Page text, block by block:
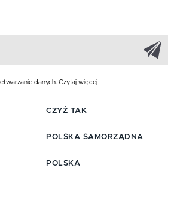
danych. Czytaj więcej
CZYŻ TAK
POLSKA SAMORZĄDNA
POLSKA